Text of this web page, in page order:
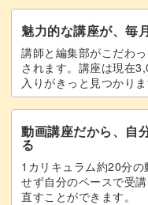
完成♪
魅力的な講座が、毎
講師と編集部がこだわ
されます。講座は現在
入りがきっと見つかりま
動画講座だから、自
る
1カリキュラム約20分
せず自分のペースで受
直すことができます。